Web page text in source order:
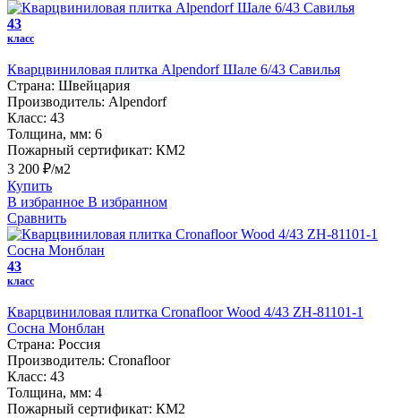
43
класс
Кварцвиниловая плитка Alpendorf Шале 6/43 Савилья
Страна: Швейцария
Производитель: Alpendorf
Класс: 43
Толщина, мм: 6
Пожарный сертификат: КМ2
3 200 ₽/м2
Купить
В избранное В избранном
Сравнить
43
класс
Кварцвиниловая плитка Cronafloor Wood 4/43 ZH-81101-1
Сосна Монблан
Страна: Россия
Производитель: Cronafloor
Класс: 43
Толщина, мм: 4
Пожарный сертификат: КМ2